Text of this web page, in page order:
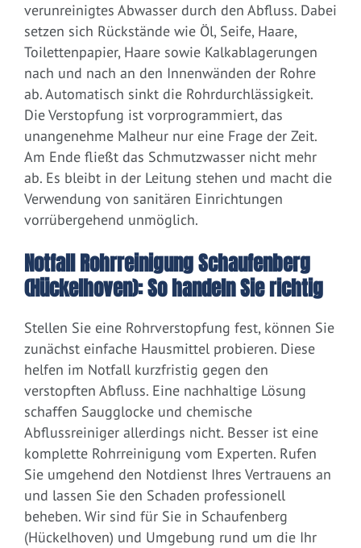
verunreinigtes Abwasser durch den Abfluss. Dabei
setzen sich Rückstände wie Öl, Seife, Haare,
Toilettenpapier, Haare sowie Kalkablagerungen
nach und nach an den Innenwänden der Rohre
ab. Automatisch sinkt die Rohrdurchlässigkeit.
Die Verstopfung ist vorprogrammiert, das
unangenehme Malheur nur eine Frage der Zeit.
Am Ende fließt das Schmutzwasser nicht mehr
ab. Es bleibt in der Leitung stehen und macht die
Verwendung von sanitären Einrichtungen
vorrübergehend unmöglich.
Notfall Rohrreinigung Schaufenberg
(Hückelhoven): So handeln Sie richtig
Stellen Sie eine Rohrverstopfung fest, können Sie
zunächst einfache Hausmittel probieren. Diese
helfen im Notfall kurzfristig gegen den
verstopften Abfluss. Eine nachhaltige Lösung
schaffen Saugglocke und chemische
Abflussreiniger allerdings nicht. Besser ist eine
komplette Rohrreinigung vom Experten. Rufen
Sie umgehend den Notdienst Ihres Vertrauens an
und lassen Sie den Schaden professionell
beheben. Wir sind für Sie in Schaufenberg
(Hückelhoven) und Umgebung rund um die Ihr